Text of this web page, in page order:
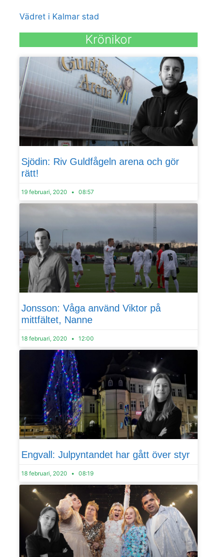
Vädret i Kalmar stad
Krönikor
Sjödin: Riv Guldfågeln arena och gör
rätt!
19 februari, 2020 08:57
Jonsson: Våga använd Viktor på
mittfältet, Nanne
18 februari, 2020 12:00
Engvall: Julpyntandet har gått över styr
18 februari, 2020 08:19